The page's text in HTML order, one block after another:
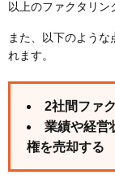
以上のファクタリン
また、以下のような
れます。
2社間ファ
業績や経営
権を売却する